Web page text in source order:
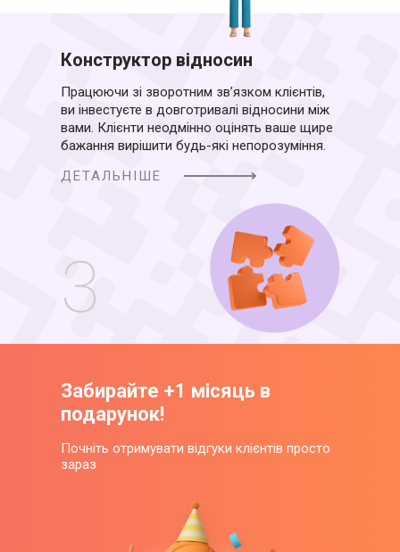
3
Конструктор відносин
Працюючи зі зворотним зв’язком клієнтів,
ви інвестуєте в довготривалі відносини між
вами. Клієнти неодмінно оцінять ваше щире
бажання вирішити будь-які непорозуміння.
ДЕТАЛЬНІШЕ
Забирайте +1 місяць в
подарунок!
Почніть отримувати відгуки клієнтів просто
зараз